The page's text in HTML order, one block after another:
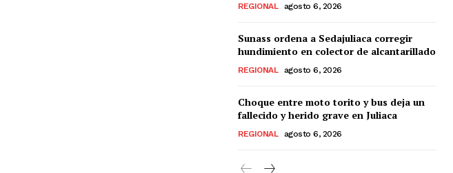
REGIONAL agosto 6, 2026
Sunass ordena a Sedajuliaca corregir
hundimiento en colector de alcantarillado
REGIONAL agosto 6, 2026
Choque entre moto torito y bus deja un
fallecido y herido grave en Juliaca
REGIONAL agosto 6, 2026